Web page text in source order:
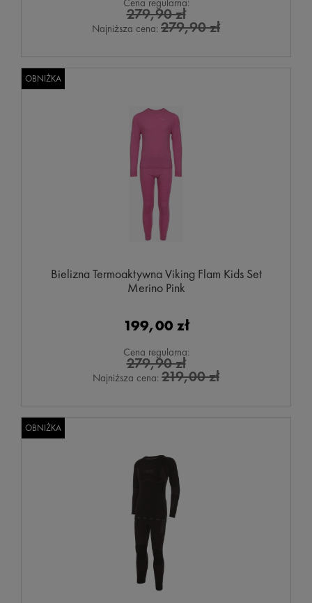
279,90 zł
Najniższa cena: 279,90 zł
Bielizna Termoaktywna Viking Flam Kids Set
Merino Pink
199,00 zł
Cena regularna:
279,90 zł
Najniższa cena: 219,00 zł
OBNIŻKA
OBNIŻKA